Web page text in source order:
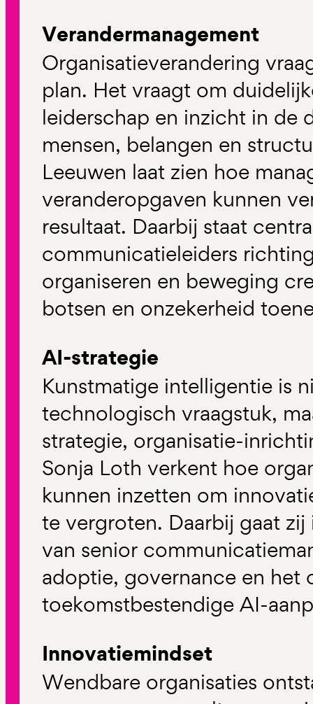
Verandermanagement
Organisatieverandering
plan. Het vraagt om
leiderschap en inzicht in de
mensen, belangen en
Leeuwen laat zien hoe
veranderopgaven kunnen
resultaat. Daarbij staat
communicatieleiders
organiseren en beweging
botsen en onzekerheid
AI-strategie
Kunstmatige intelligentie is
technologisch vraagstuk,
strategie, organisatie-
Sonja Loth verkent hoe
kunnen inzetten om
te vergroten. Daarbij gaat
van senior
adoptie, governance en het
toekomstbestendige AI-
Innovatiemindset
Wendbare organisaties